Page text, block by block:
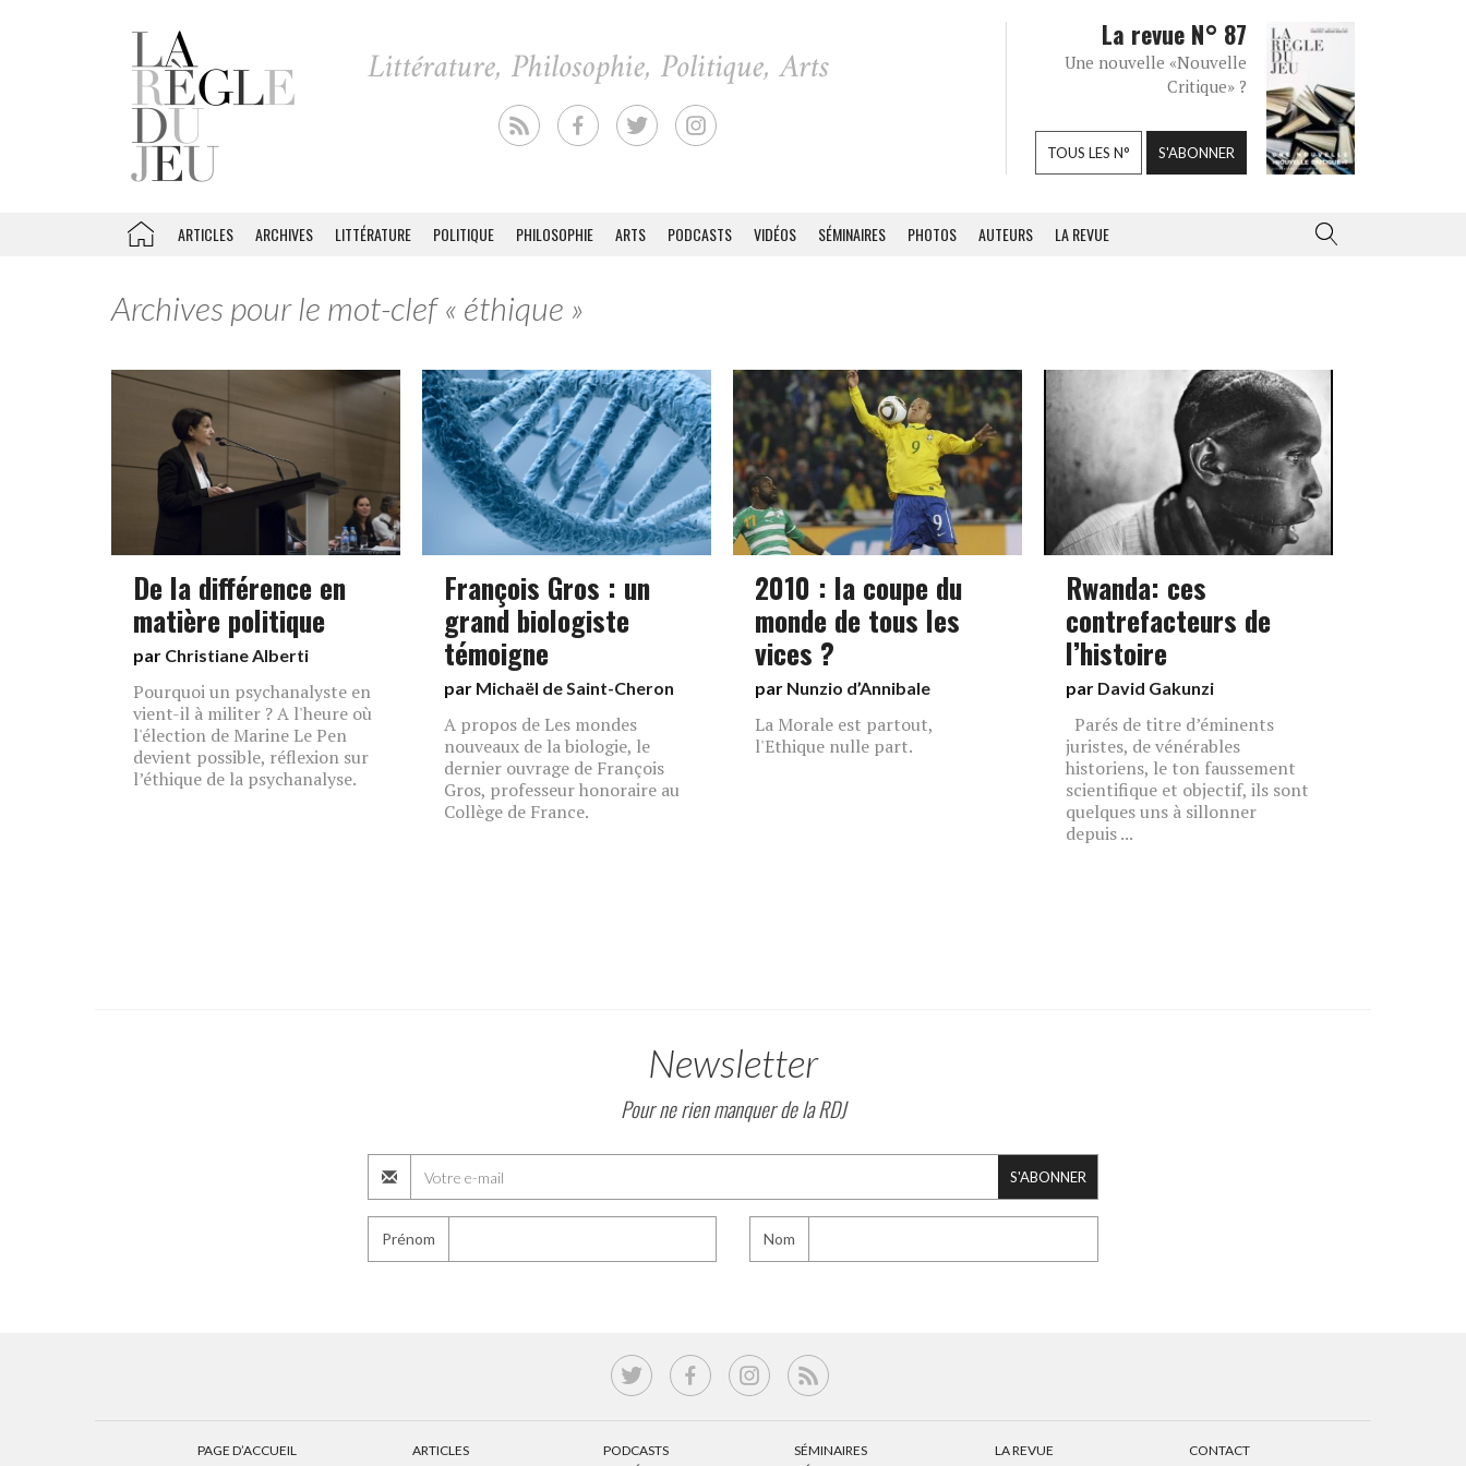
La revue N° 87
Une nouvelle «Nouvelle
Critique» ?
TOUS LES N° S'ABONNER
ARTICLES ARCHIVES LITTÉRATURE POLITIQUE PHILOSOPHIE ARTS PODCASTS VIDÉOS SÉMINAIRES PHOTOS AUTEURS LA REVUE
Archives pour le mot-clef « éthique »
De la différence en
matière politique
par Christiane Alberti
Pourquoi un psychanalyste en
vient-il à militer ? A l'heure où
l'élection de Marine Le Pen
devient possible, réflexion sur
l’éthique de la psychanalyse.
François Gros : un
grand biologiste
témoigne
par Michaël de Saint-Cheron
A propos de Les mondes
nouveaux de la biologie, le
dernier ouvrage de François
Gros, professeur honoraire au
Collège de France.
2010 : la coupe du
monde de tous les
vices ?
par Nunzio d’Annibale
La Morale est partout,
l'Ethique nulle part.
Rwanda: ces
contrefacteurs de
l’histoire
par David Gakunzi
Parés de titre d’éminents
juristes, de vénérables
historiens, le ton faussement
scientifique et objectif, ils sont
quelques uns à sillonner
depuis ...
Newsletter
Pour ne rien manquer de la RDJ
S'ABONNER
Prénom Nom
PAGE D’ACCUEIL
ARTICLES
PODCASTS
SÉMINAIRES
LA REVUE
CONTACT